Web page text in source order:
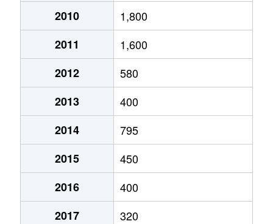
2010
1,800
2011
1,600
2012
580
2013
400
2014
795
2015
450
2016
400
2017
320